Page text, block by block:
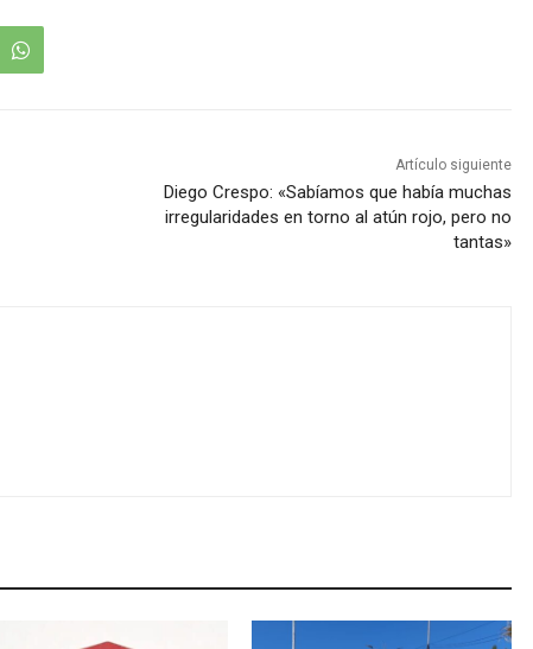
Artículo siguiente
Diego Crespo: «Sabíamos que había muchas
irregularidades en torno al atún rojo, pero no
tantas»